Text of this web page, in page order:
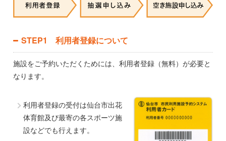
STEP1 利用者登録について
施設をご予約いただくためには、利用者登録（無料）が必要と
なります。
利用者登録の受付は仙台市出花
体育館及び最寄の各スポーツ施
設などでも行えます。